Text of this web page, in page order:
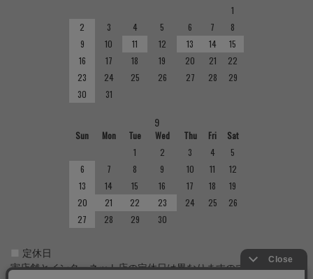
1
2
3 4 5 6 7
8
9
10 11 12 13 14
15
16
17 18 19 20 21
22
23
24 25 26 27 28
29
30
31
9
Sun Mon Tue Wed Thu Fri
Sat
1
2 3 4
5
6
7 8 9 10 11
12
13
14 15 16 17 18
19
20
21 22 23 24 25
26
27
28 29 30
定休日
実店舗とインターネット店の定休日は異なりますのでご注意くだ